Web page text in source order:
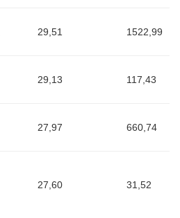
29,51 1522,99
29,13 117,43
27,97 660,74
27,60 31,52